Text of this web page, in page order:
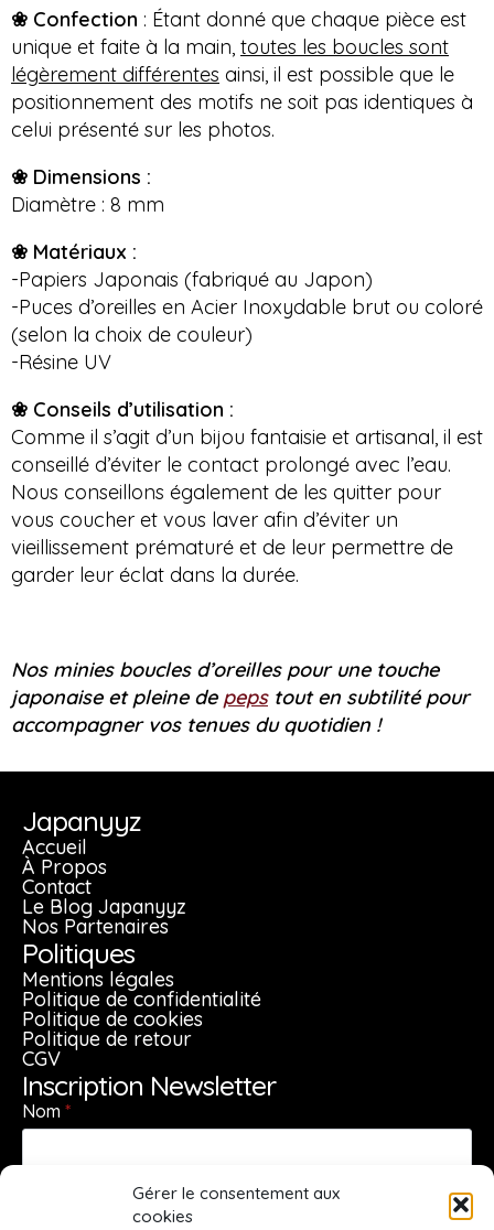
Gérer le consentement aux
cookies
❀ Confection : Étant donné que chaque pièce est
unique et faite à la main, toutes les boucles sont
légèrement différentes ainsi, il est possible que le
positionnement des motifs ne soit pas identiques à
celui présenté sur les photos.
❀ Dimensions :
Diamètre : 8 mm
❀ Matériaux :
-Papiers Japonais (fabriqué au Japon)
-Puces d’oreilles en Acier Inoxydable brut ou coloré
(selon la choix de couleur)
-Résine UV
❀ Conseils d’utilisation :
Comme il s’agit d’un bijou fantaisie et artisanal, il est
conseillé d’éviter le contact prolongé avec l’eau.
Nous conseillons également de les quitter pour
vous coucher et vous laver afin d’éviter un
vieillissement prématuré et de leur permettre de
garder leur éclat dans la durée.
Nos minies boucles d’oreilles pour une touche
japonaise et pleine de pepstout en subtilité pour
accompagner vos tenues du quotidien !
Japanyyz
Accueil
À Propos
Contact
Le Blog Japanyyz
Nos Partenaires
Politiques
Mentions légales
Politique de confidentialité
Politique de cookies
Politique de retour
CGV
Inscription Newsletter
Nom *